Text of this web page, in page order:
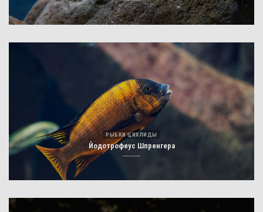
РЫБКИ ЦИХЛИДЫ
Йодотрофеус Шпренгера